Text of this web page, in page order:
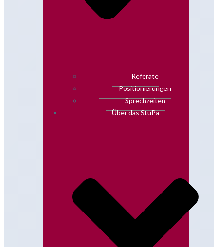
Referate
Positionierungen
Sprechzeiten
Über das StuPa